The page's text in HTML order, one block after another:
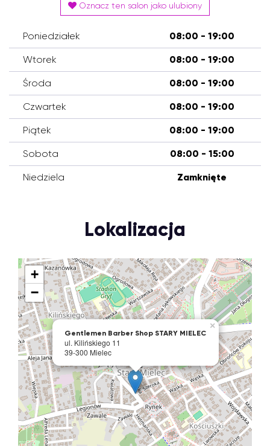
Oznacz ten salon jako ulubiony
Poniedziałek 08:00 - 19:00
Wtorek 08:00 - 19:00
Środa 08:00 - 19:00
Czwartek 08:00 - 19:00
Piątek 08:00 - 19:00
Sobota 08:00 - 15:00
Niedziela Zamknięte
Lokalizacja
Gentlemen Barber Shop STARY MIELEC
ul. Kilińskiego 11
39-300 Mielec
×
+
−